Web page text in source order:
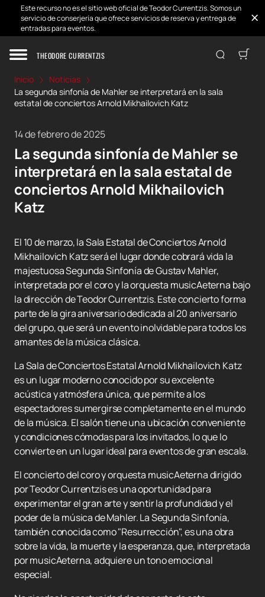
Este recurso no es el sitio web oficial de Teodor Currentzis. Somos un
servicio de conserjería que ofrece servicios de reserva y entrega de
entradas para eventos.
THEODORE CURRENTZIS
Inicio
Noticias
La segunda sinfonía de Mahler se interpretará en la sala
estatal de conciertos Arnold Mikhailovich Katz
14 de febrero de 2025
La segunda sinfonía de Mahler se
interpretará en la sala estatal de
conciertos Arnold Mikhailovich
Katz
El 10 de marzo, la Sala Estatal de Conciertos Arnold
Mikhailovich Katz será el lugar donde cobrará vida la
majestuosa Segunda Sinfonía de Gustav Mahler,
interpretada por el coro y la orquesta musicAeterna bajo
la dirección de Teodor Currentzis. Este concierto forma
parte de la gira aniversario dedicada al 20 aniversario
del grupo, que será un evento inolvidable para todos los
amantes de la música clásica.
La Sala de Conciertos Estatal Arnold Mikhailovich Katz
es un lugar moderno conocido por su excelente
acústica y atmósfera única, que permite a los
espectadores sumergirse completamente en el mundo
de la música. El salón tiene una ubicación conveniente
y condiciones cómodas para los invitados, lo que lo
convierte en un lugar ideal para eventos de gran escala.
El concierto del coro y orquesta musicAeterna dirigido
por Teodor Currentzis es una oportunidad para
experimentar el gran arte y sentir la profundidad y el
poder de la música de Mahler. La Segunda Sinfonía,
también conocida como "Resurrección", es una obra
sobre la vida, la muerte y la esperanza, que, interpretada
por musicAeterna, adquiere un tono emocional
especial.